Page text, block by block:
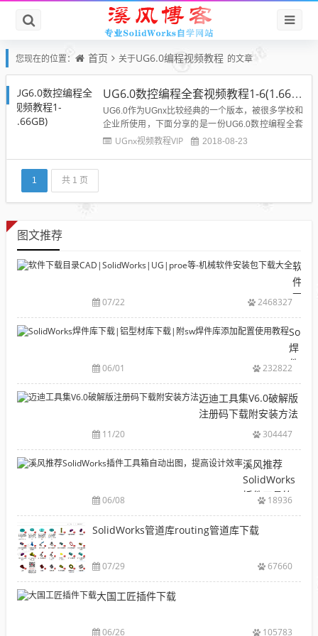
您现在的位置： 首页 关于UG6.0编程视频教程 的文章
UG6.0数控编程全套视频教程1-6(1.66GB)
UG6.0作为UGnx比较经典的一个版本，被很多学校和
企业所使用，下面分享的是一份UG6.0数控编程全套
视频教程1-6(1.66GB)，该教程非常不错，推荐给想
UGnx视频教程VIP 2018-08-23
1 共 1 页
图文推荐
软
件
下
目
录
机
械
软
安
包
载
07/22 2468327
焊
件
下
载|
型
下
载|
附
件
库
配
06/01 232822
迈迪工具集V6.0破解版
注册码下载附安装方法
11/20 304447
溪风推荐
SolidWorks
插件工具箱
提高设计效
06/08 18936
SolidWorks管道库routing管道库下载
07/29 67660
大国工匠插件下载
06/26 105783